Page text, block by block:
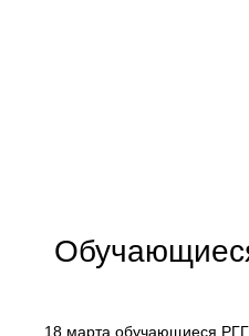
18 марта обучающиеся